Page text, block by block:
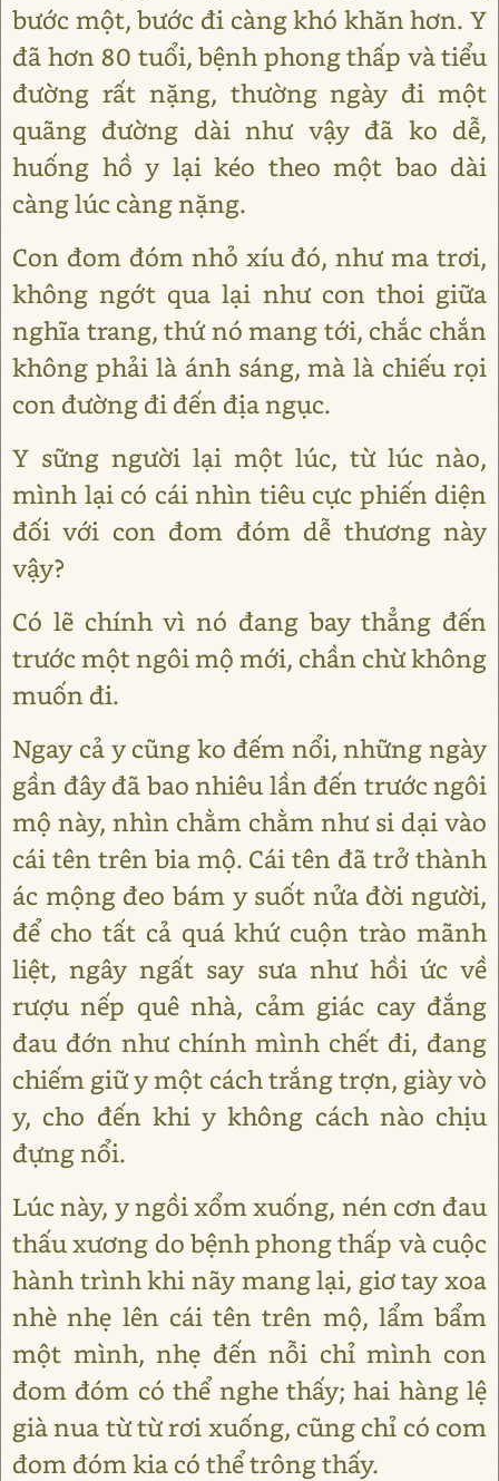
bước một, bước đi càng khó khăn hơn. Y
đã hơn 80 tuổi, bệnh phong thấp và tiểu
đường rất nặng, thường ngày đi một
quãng đường dài như vậy đã ko dễ,
huống hồ y lại kéo theo một bao dài
càng lúc càng nặng.
Con đom đóm nhỏ xíu đó, như ma trơi,
không ngớt qua lại như con thoi giữa
nghĩa trang, thứ nó mang tới, chắc chắn
không phải là ánh sáng, mà là chiếu rọi
con đường đi đến địa ngục.
Y sững người lại một lúc, từ lúc nào,
mình lại có cái nhìn tiêu cực phiến diện
đối với con đom đóm dễ thương này
vậy?
Có lẽ chính vì nó đang bay thẳng đến
trước một ngôi mộ mới, chần chừ không
muốn đi.
Ngay cả y cũng ko đếm nổi, những ngày
gần đây đã bao nhiêu lần đến trước ngôi
mộ này, nhìn chằm chằm như si dại vào
cái tên trên bia mộ. Cái tên đã trở thành
ác mộng đeo bám y suốt nửa đời người,
để cho tất cả quá khứ cuộn trào mãnh
liệt, ngây ngất say sưa như hồi ức về
rượu nếp quê nhà, cảm giác cay đắng
đau đớn như chính mình chết đi, đang
chiếm giữ y một cách trắng trợn, giày vò
y, cho đến khi y không cách nào chịu
đựng nổi.
Lúc này, y ngồi xổm xuống, nén cơn đau
thấu xương do bệnh phong thấp và cuộc
hành trình khi nãy mang lại, giơ tay xoa
nhè nhẹ lên cái tên trên mộ, lẩm bẩm
một mình, nhẹ đến nỗi chỉ mình con
đom đóm có thể nghe thấy; hai hàng lệ
già nua từ từ rơi xuống, cũng chỉ có com
đom đóm kia có thể trông thấy.